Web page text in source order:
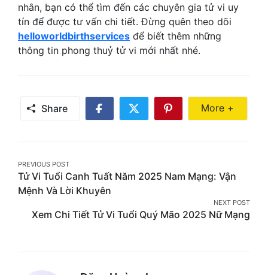
nhân, bạn có thể tìm đến các chuyên gia tử vi uy
tín để được tư vấn chi tiết. Đừng quên theo dõi
helloworldbirthservices để biết thêm những
thông tin phong thuỷ tử vi mới nhất nhé.
Share
Share
Share
Share
More +
Post
navigation
PREVIOUS POST
Tử Vi Tuổi Canh Tuất Năm 2025 Nam Mạng: Vận
Mệnh Và Lời Khuyên
NEXT POST
Xem Chi Tiết Tử Vi Tuổi Quý Mão 2025 Nữ Mạng